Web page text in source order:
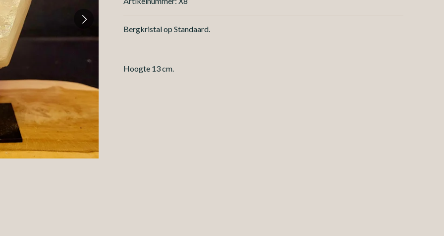
Bergkristal op Standaard.
Hoogte 13 cm.